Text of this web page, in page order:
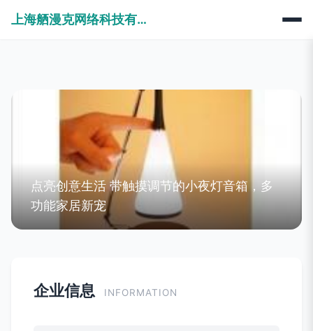
上海舾漫克网络科技有限公司
点亮创意生活 带触摸调节的小夜灯音箱，多
功能家居新宠
企业信息 INFORMATION